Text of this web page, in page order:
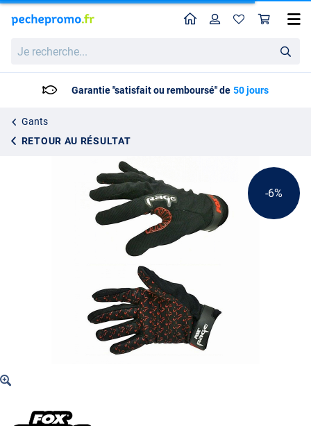
recherche...
HomeProfil
Garantie "satisfait ou remboursé" de 50 jours
Gants
RETOUR AU RÉSULTAT
Fox Rage Power Grip Gants
-6%